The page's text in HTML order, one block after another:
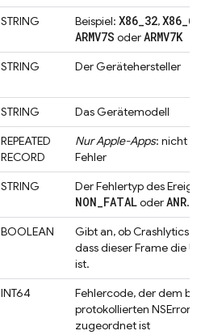
STRING Beispiel: X86_32,X86_64
ARMV7S oderARMV7K
STRING Der Gerätehersteller
STRING Das Gerätemodell
REPEATED
RECORD
Nur Apple-Apps: nicht
Fehler
STRING Der Fehlertyp des
NON_FATALoderANR.
BOOLEAN Gibt an, obCrashlytics
dass dieser Frame die
ist.
INT64
Fehlercode, der dem
protokollierten NSError der
zugeordnet ist